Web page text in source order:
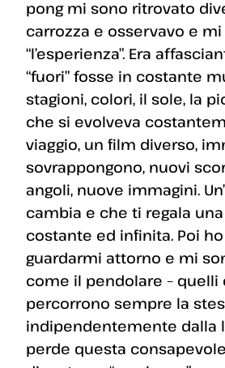
pong mi sono ritrovato
carrozza e osservavo e
“l’esperienza”. Era
“fuori” fosse in costante
stagioni, colori, il sole, la
che si evolveva
viaggio, un film diverso,
sovrappongono, nuovi
angoli, nuove immagini.
cambia e che ti regala
costante ed infinita. Poi
guardarmi attorno e mi
come il pendolare –
percorrono sempre la
indipendentemente dalla
perde questa